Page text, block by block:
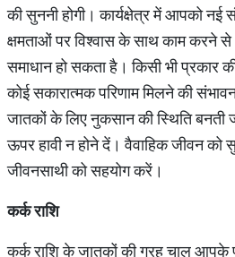
की सुननी होगी। कार्यक्षेत्र में आपको नई
क्षमताओं पर विश्वास के साथ काम करने
समाधान हो सकता है। किसी भी प्रकार
कोई सकारात्मक परिणाम मिलने की
जातकों के लिए नुकसान की स्थिति बनती
ऊपर हावी न होने दें। वैवाहिक जीवन
जीवनसाथी को सहयोग करें।
कर्क राशि
कर्क राशि के जातकों की ग्रह चाल आपके